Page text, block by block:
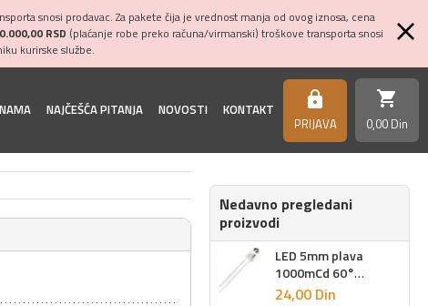
snosi prodavac. Za pakete čija je vrednost manja od ovog iznosa, cena
RSD (plaćanje robe preko računa/virmanski) troškove transporta snosi
kurirske službe.
NAJČEŠĆA PITANJA NOVOSTI KONTAKT https
PRIJAVA
shopping_cart
0,00 Din
Nedavno pregledani
proizvodi
LED 5mm plava
1000mCd 60°
5044UB
24,00 Din